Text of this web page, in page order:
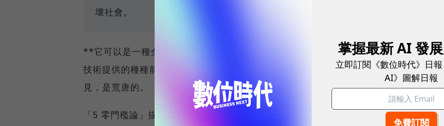
壞社會。
**它可以是一種全方位的積極的建設性力量，也可以是一種毀滅性的破壞力量。**而新
技術提供的種種前所未有的可能，正在不斷強化這樣一種力量。對這樣一種力量視而不
見，是荒唐的。
「5 零門檻論」描述的部落格，事實上是有門檻的，作為自媒體平台，部落格的門檻不
掌握最新 AI 發
立即訂閱《數位時代》日
AI》圖解日報